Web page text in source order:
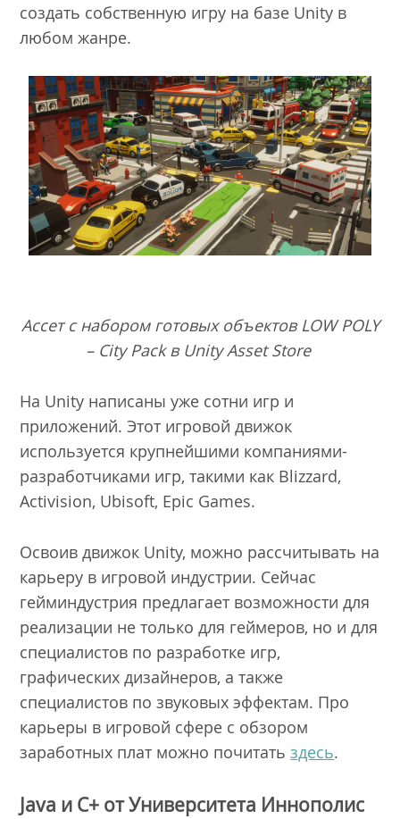
создать собственную игру на базе Unity в
любом жанре.
Ассет с набором готовых объектов LOW POLY
– City Pack в Unity Asset Store
На Unity написаны уже сотни игр и
приложений. Этот игровой движок
используется крупнейшими компаниями-
разработчиками игр, такими как Blizzard,
Activision, Ubisoft, Epic Games.
Освоив движок Unity, можно рассчитывать на
карьеру в игровой индустрии. Сейчас
гейминдустрия предлагает возможности для
реализации не только для геймеров, но и для
специалистов по разработке игр,
графических дизайнеров, а также
специалистов по звуковых эффектам. Про
карьеры в игровой сфере с обзором
заработных плат можно почитатьздесь.
Java и С+ от Университета Иннополис